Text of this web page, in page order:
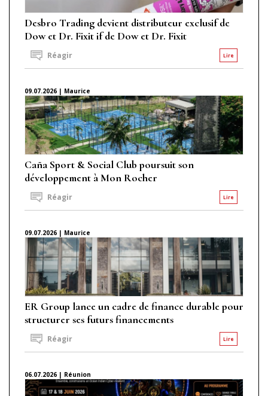
Desbro Trading devient distributeur exclusif de
Dow et Dr. Fixit if de Dow et Dr. Fixit
Lire
Réagir
09.07.2026 | Maurice
Caña Sport & Social Club poursuit son
développement à Mon Rocher
Lire
Réagir
09.07.2026 | Maurice
ER Group lance un cadre de finance durable pour
structurer ses futurs financements
Lire
Réagir
06.07.2026 | Réunion